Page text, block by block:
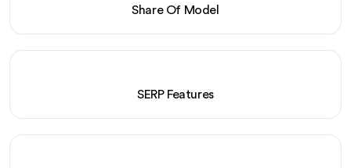
Share Of Model
SERP Features